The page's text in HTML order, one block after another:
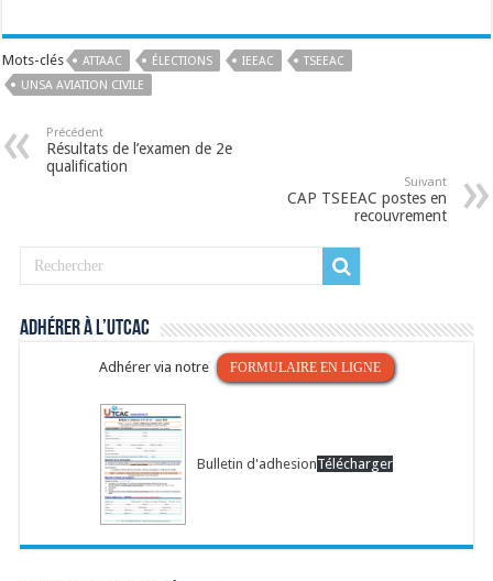
Mots-clés ATTAAC ÉLECTIONS IEEAC
TSEEAC
UNSA AVIATION CIVILE
Précédent
Résultats de l’examen de 2e
qualification
Suivant
CAP TSEEAC postes en
recouvrement
Adhérer à l’UTCAC
Adhérer via notre FORMULAIRE EN LIGNE
Bulletin d'adhesionTélécharger